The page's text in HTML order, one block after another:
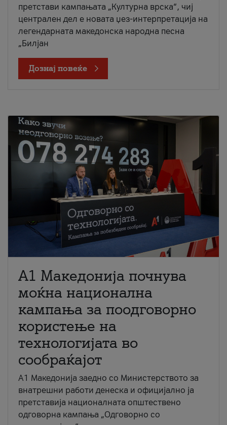
претстави кампањата „Културна врска“, чиј
централен дел е новата џез-интерпретација на
легендарната македонска народна песна
„Билјан
Дознај повеќе
A1 Македонија почнува
моќна национална
кампања за поодговорно
користење на
технологијата во
сообраќајот
A1 Македонија заедно со Министерството за
внатрешни работи денеска и официјално ја
претставија националната општествено
одговорна кампања „Одговорно со